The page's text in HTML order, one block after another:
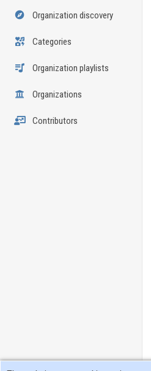
Organization discovery
Categories
Organization playlists
Organizations
Contributors